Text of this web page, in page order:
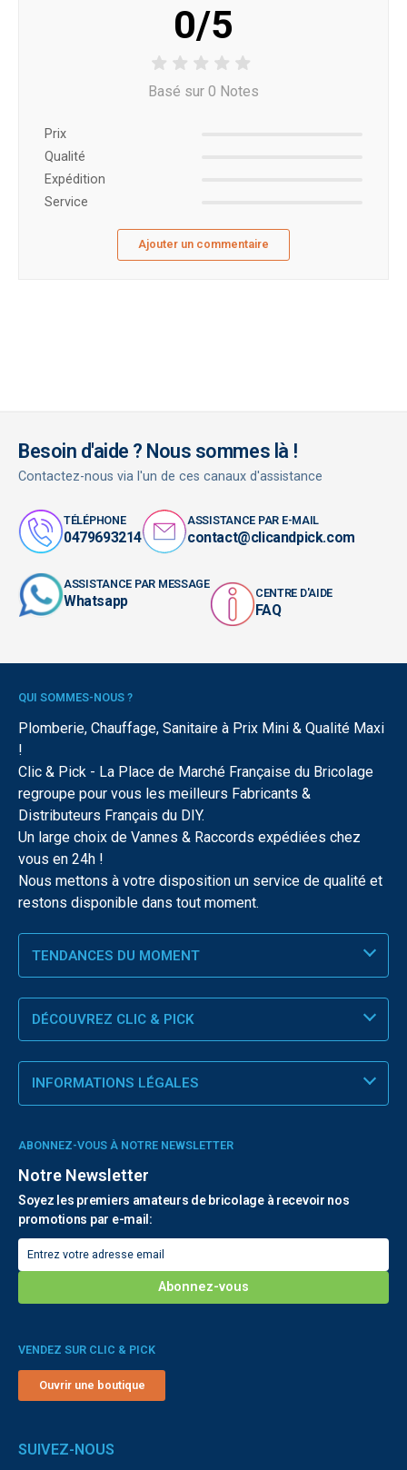
0/5
Basé sur 0 Notes
Prix ​​
Qualité
Expédition
Service
Ajouter un commentaire
Besoin d'aide ? Nous sommes là !
Contactez-nous via l'un de ces canaux d'assistance
TÉLÉPHONE
0479693214
ASSISTANCE PAR E-MAIL
contact@clicandpick.com
ASSISTANCE PAR MESSAGE
Whatsapp CENTRE D'AIDE
FAQ
QUI SOMMES-NOUS ?
Plomberie, Chauffage, Sanitaire à Prix Mini & Qualité Maxi
!
Clic & Pick - La Place de Marché Française du Bricolage
regroupe pour vous les meilleurs Fabricants &
Distributeurs Français du DIY.
Un large choix de Vannes & Raccords expédiées chez
vous en 24h !
Nous mettons à votre disposition un service de qualité et
restons disponible dans tout moment.
TENDANCES DU MOMENT
DÉCOUVREZ CLIC & PICK
INFORMATIONS LÉGALES
ABONNEZ-VOUS À NOTRE NEWSLETTER
Notre Newsletter
Soyez les premiers amateurs de bricolage à recevoir nos
promotions par e-mail:
VENDEZ SUR CLIC & PICK
Ouvrir une boutique
SUIVEZ-NOUS